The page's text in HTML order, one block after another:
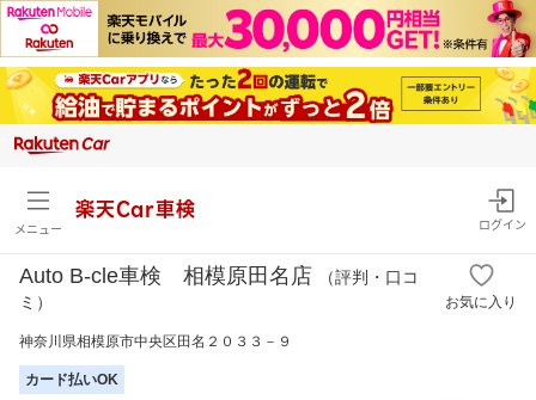
メニュー
楽天Car車検
ログイン
Auto B-cle車検 相模原田名店
（評判・口コ
ミ）
お気に入り
神奈川県相模原市中央区田名２０３３－９
カード払いOK